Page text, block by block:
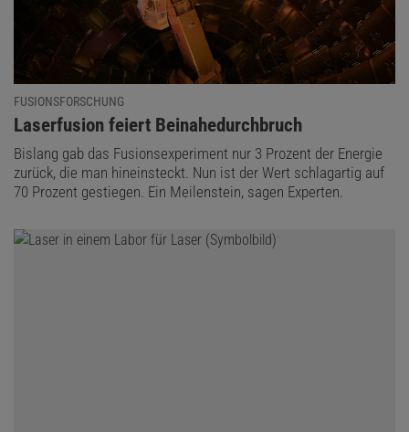
FUSIONSFORSCHUNG
:
Laserfusion feiert Beinahedurchbruch
Bislang gab das Fusionsexperiment nur 3 Prozent der Energie
zurück, die man hineinsteckt. Nun ist der Wert schlagartig auf
70 Prozent gestiegen. Ein Meilenstein, sagen Experten.